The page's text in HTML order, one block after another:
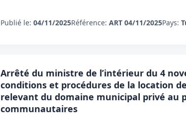
Publié le: 04/11/2025Référence: ART 04/11/2025Pays:
Arrêté du ministre de l’intérieur du 4
conditions et procédures de la location
relevant du domaine municipal privé au
communautaires